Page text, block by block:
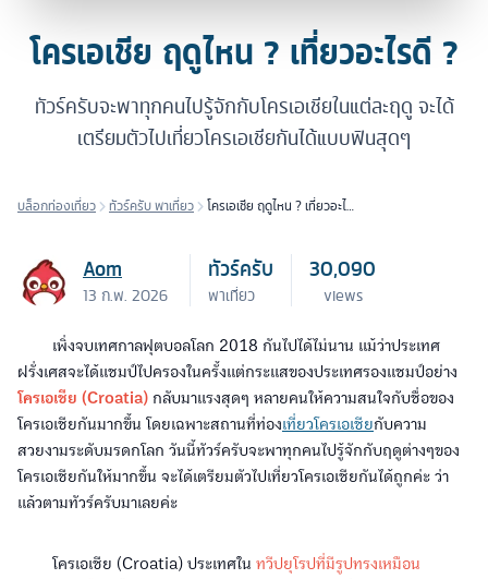
โครเอเชีย ฤดูไหน ? เที่ยวอะไรดี ?
ทัวร์ครับจะพาทุกคนไปรู้จักกับโครเอเชียในแต่ละฤดู จะได้
เตรียมตัวไปเที่ยวโครเอเชียกันได้แบบฟินสุดๆ
บล็อกท่องเที่ยว ทัวร์ครับ พาเที่ยว
โครเอเชีย ฤดูไหน ? เที่ยวอะไร
Aom
13 ก.พ. 2026
ทัวร์ครับ
พาเที่ยว
30,090
views
เพิ่งจบเทศกาลฟุตบอลโลก 2018 กันไปได้ไม่นาน แม้ว่าประเทศ
ฝรั่งเศสจะได้แชมป์ไปครองในครั้งแต่กระแสของประเทศรองแชมป์อย่าง
โครเอเชีย (Croatia) กลับมาแรงสุดๆ หลายคนให้ความสนใจกับชื่อของ
โครเอเชียกันมากขึ้น โดยเฉพาะสถานที่ท่องเที่ยวโครเอเชียกับความ
สวยงามระดับมรดกโลก วันนี้ทัวร์ครับจะพาทุกคนไปรู้จักกับฤดูต่างๆของ
โครเอเชียกันให้มากขึ้น จะได้เตรียมตัวไปเที่ยวโครเอเชียกันได้ถูกค่ะ ว่า
แล้วตามทัวร์ครับมาเลยค่ะ
โครเอเชีย (Croatia) ประเทศใน ทวีปยุโรปที่มีรูปทรงเหมือน